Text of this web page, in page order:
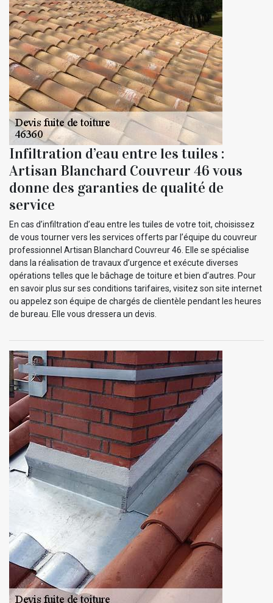
Infiltration d’eau entre les tuiles :
Artisan Blanchard Couvreur 46 vous
donne des garanties de qualité de
service
En cas d’infiltration d’eau entre les tuiles de votre toit, choisissez
de vous tourner vers les services offerts par l’équipe du couvreur
professionnel Artisan Blanchard Couvreur 46. Elle se spécialise
dans la réalisation de travaux d’urgence et exécute diverses
opérations telles que le bâchage de toiture et bien d’autres. Pour
en savoir plus sur ses conditions tarifaires, visitez son site internet
ou appelez son équipe de chargés de clientèle pendant les heures
de bureau. Elle vous dressera un devis.